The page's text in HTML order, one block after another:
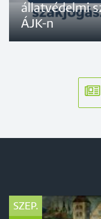
állatvédelmi
ÁJK-n
SZEP.